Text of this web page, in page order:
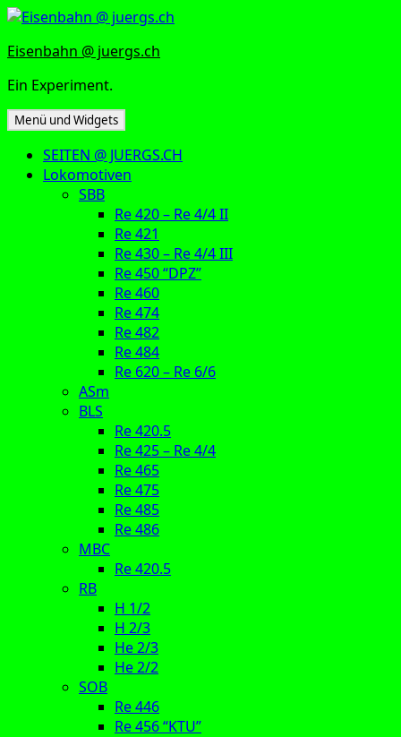
Zum
springen
Eisenbahn @ juergs.ch
Ein Experiment.
Menü und Widgets
SEITEN @ JUERGS.CH
Lokomotiven
SBB
Re 420 – Re 4/4 II
Re 421
Re 430 – Re 4/4 III
Re 450 “DPZ”
Re 460
Re 474
Re 482
Re 484
Re 620 – Re 6/6
ASm
BLS
Re 420.5
Re 425 – Re 4/4
Re 465
Re 475
Re 485
Re 486
MBC
Re 420.5
RB
H 1/2
H 2/3
He 2/3
He 2/2
SOB
Re 446
Re 456 “KTU”